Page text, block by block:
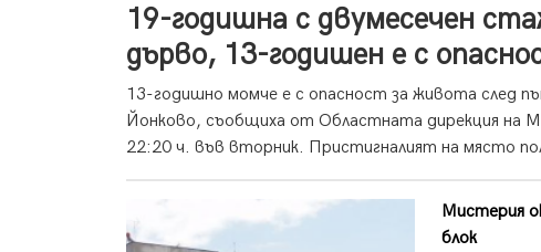
19-годишна с двумесечен
дърво, 13-годишен е с
13-годишно момче е с опасност за живота след
Йонково, съобщиха от Областната дирекция на
22:20 ч. във вторник. Пристигналият на място
Мистерия
блок